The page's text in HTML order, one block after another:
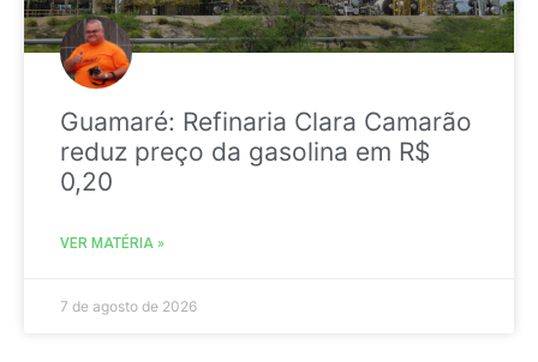
Guamaré: Refinaria Clara Camarão
reduz preço da gasolina em R$
0,20
VER MATÉRIA »
7 de agosto de 2026